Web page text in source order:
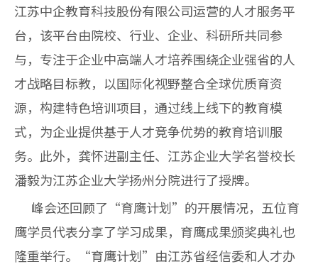
江苏中企教育科技股份有限公司运营的人才服务平
台，该平台由院校、行业、企业、科研所共同参
与，专注于企业中高端人才培养围绕企业强省的人
才战略目标教，以国际化视野整合全球优质育资
源，构建特色培训项目，通过线上线下的教育模
式，为企业提供基于人才竞争优势的教育培训服
务。此外，龚怀进副主任、江苏企业大学名誉校长
潘毅为江苏企业大学扬州分院进行了授牌。
峰会还回顾了“育鹰计划”的开展情况，五位育
鹰学员代表分享了学习成果，育鹰成果颁奖典礼也
隆重举行。“育鹰计划”由江苏省经信委和人才办